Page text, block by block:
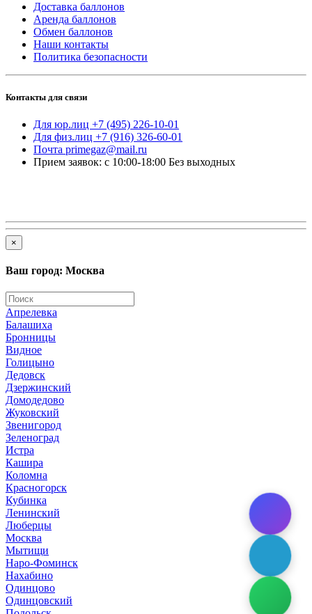
Доставка баллонов
Аренда баллонов
Обмен баллонов
Наши контакты
Политика безопасности
Контакты для связи
Для юр.лиц +7 (495) 226-10-01
Для физ.лиц +7 (916) 326-60-01
Почта primegaz@mail.ru
Прием заявок: с 10:00-18:00 Без выходных
×
Ваш город: Москва
Апрелевка
Балашиха
Бронницы
Видное
Голицыно
Дедовск
Дзержинский
Домодедово
Жуковский
Звенигород
Зеленоград
Истра
Кашира
Коломна
Красногорск
Кубинка
Ленинский
Люберцы
Москва
Мытищи
Наро-Фоминск
Нахабино
Одинцово
Одинцовский